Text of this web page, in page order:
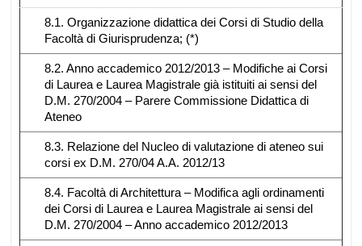
8.1. Organizzazione didattica dei Corsi di Studio della
Facoltà di Giurisprudenza; (*)
8.2. Anno accademico 2012/2013 – Modifiche ai Corsi
di Laurea e Laurea Magistrale già istituiti ai sensi del
D.M. 270/2004 – Parere Commissione Didattica di
Ateneo
8.3. Relazione del Nucleo di valutazione di ateneo sui
corsi ex D.M. 270/04 A.A. 2012/13
8.4. Facoltà di Architettura – Modifica agli ordinamenti
dei Corsi di Laurea e Laurea Magistrale ai sensi del
D.M. 270/2004 – Anno accademico 2012/2013